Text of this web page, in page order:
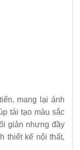
mang lại ánh
tái tạo màu sắc
giản nhưng đầy
thiết kế nội thất,